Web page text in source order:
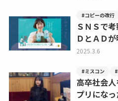
#コピーの改行
ＳＮＳで
ＤとＡＤ
2025.3.6
#ミスコン
高卒社会
プリにな